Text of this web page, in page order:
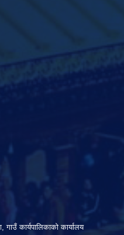
कार्यपालिकाको कार्यालय